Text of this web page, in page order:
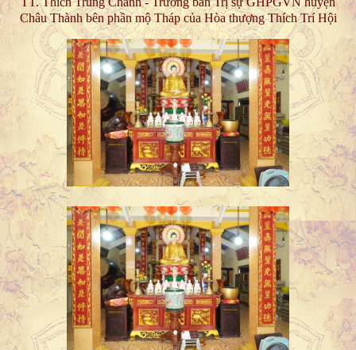
Châu Thành bên phần mộ Tháp của Hòa thượng Thích Trí Hội